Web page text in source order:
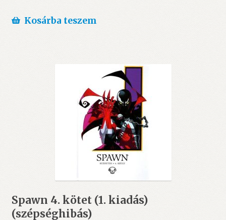
Kosárba teszem
Spawn 4. kötet (1. kiadás)
(szépséghibás)